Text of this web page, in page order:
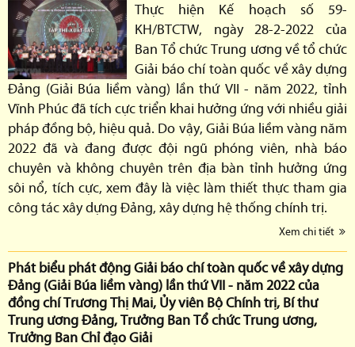
Thực hiện Kế hoạch số 59-
KH/BTCTW, ngày 28-2-2022 của
Ban Tổ chức Trung ương về tổ chức
Giải báo chí toàn quốc về xây dựng
Đảng (Giải Búa liềm vàng) lần thứ VII - năm 2022, tỉnh
Vĩnh Phúc đã tích cực triển khai hưởng ứng với nhiều giải
pháp đồng bộ, hiệu quả. Do vậy, Giải Búa liềm vàng năm
2022 đã và đang được đội ngũ phóng viên, nhà báo
chuyên và không chuyên trên địa bàn tỉnh hưởng ứng
sôi nổ, tích cực, xem đây là việc làm thiết thực tham gia
công tác xây dựng Đảng, xây dựng hệ thống chính trị.
Xem chi tiết
Phát biểu phát động Giải báo chí toàn quốc về xây dựng
Đảng (Giải Búa liềm vàng) lần thứ VII - năm 2022 của
đồng chí Trương Thị Mai, Ủy viên Bộ Chính trị, Bí thư
Trung ương Đảng, Trưởng Ban Tổ chức Trung ương,
Trưởng Ban Chỉ đạo Giải